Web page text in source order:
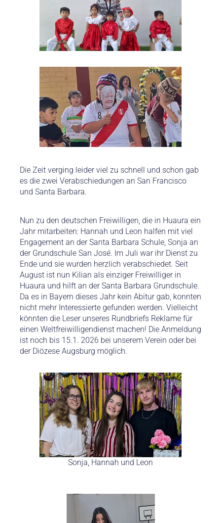
Die Zeit verging leider viel zu schnell und schon gab
es die zwei Verabschiedungen an San Francisco
und Santa Barbara.
Nun zu den deutschen Freiwilligen, die in Huaura ein
Jahr mitarbeiten: Hannah und Leon halfen mit viel
Engagement an der Santa Barbara Schule, Sonja an
der Grundschule San José. Im Juli war ihr Dienst zu
Ende und sie wurden herzlich verabschiedet. Seit
August ist nun Kilian als einziger Freiwilliger in
Huaura und hilft an der Santa Barbara Grundschule.
Da es in Bayern dieses Jahr kein Abitur gab, konnten
nicht mehr Interessierte gefunden werden. Vielleicht
könnten die Leser unseres Rundbriefs Reklame für
einen Weltfreiwilligendienst machen! Die Anmeldung
ist noch bis 15.1. 2026 bei unserem Verein oder bei
der Diözese Augsburg möglich.
Sonja, Hannah und Leon